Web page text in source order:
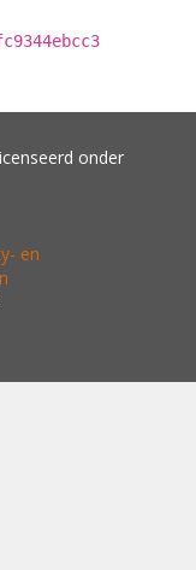
onder
en